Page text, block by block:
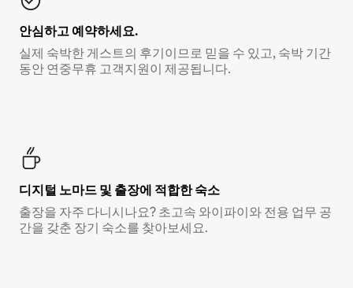
안심하고 예약하세요.
실제 숙박한 게스트의 후기이므로 믿을 수 있고, 숙박 기간
동안 연중무휴 고객지원이 제공됩니다.
디지털 노마드 및 출장에 적합한 숙소
출장을 자주 다니시나요? 초고속 와이파이와 전용 업무 공
간을 갖춘 장기 숙소를 찾아보세요.